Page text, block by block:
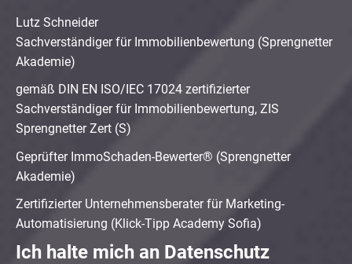
Lutz Schneider
Sachverständiger für Immobilienbewertung (Sprengnetter
Akademie)
gemäß DIN EN ISO/IEC 17024 zertifizierter
Sachverständiger für Immobilienbewertung, ZIS
Sprengnetter Zert (S)
Geprüfter ImmoSchaden-Bewerter® (Sprengnetter
Akademie)
Zertifizierter Unternehmensberater für Marketing-
Automatisierung (Klick-Tipp Academy Sofia)
Ich halte mich an Datenschutz